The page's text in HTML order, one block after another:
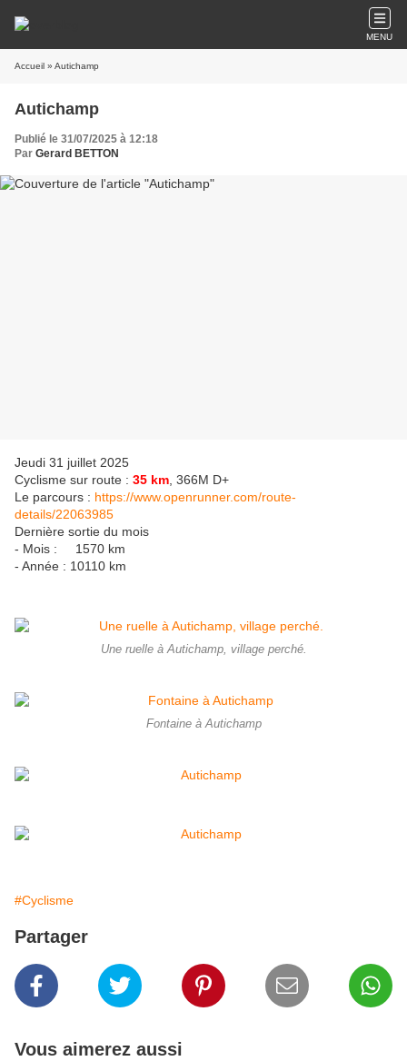
MENU
Accueil » Autichamp
Autichamp
Publié le 31/07/2025 à 12:18
Par Gerard BETTON
Jeudi 31 juillet 2025
Cyclisme sur route : 35 km , 366M D+
Le parcours : https://www.openrunner.com/route-
details/22063985
Dernière sortie du mois
- Mois : 1570 km
- Année : 10110 km
Une ruelle à Autichamp, village perché.
Fontaine à Autichamp
#Cyclisme
Partager
Vous aimerez aussi